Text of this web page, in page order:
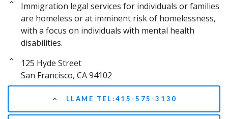
Immigration legal services for individuals or families
are homeless or at imminent risk of homelessness,
with a focus on individuals with mental health
disabilities.
125 Hyde Street
San Francisco, CA 94102
LLAME TEL:415-575-3130